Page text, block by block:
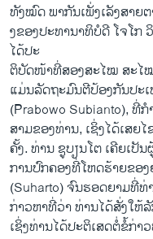
ທັງ​ໝົດ ພາກັນເພັ່ງເລັງ​ສາ
ງ​ຂອງປະ​ທາ​ນາ​ທິ​ບໍ​ດີ ໂຈໂກ
ໄດ້​ປະ
ຕິບັດໜ້າທີ່ສອງ​ສະ​ໄໝ ສະ​ໄ
ແມ່ນລັດຖະມົນຕີປ້ອງກັນປະ
(Prabowo Subianto), ທີ່
ສາມຂອງທ່ານ, ເຊິ່ງໄດ້ເສຍ
ຄັ້ງ. ທ່ານ ຊູບຽນໂຕ ເຄີຍເປັ
ການປົກຄອງທີ່ໂຫດຮ້າຍຂອ
(Suharto) ຈົນຮອດຍາມທີ່
ກ່າວຫາທີ່ວ່າ ທ່ານໄດ້ສັ່ງໃຫ້
ເຊິ່ງທ່ານໄດ້ປະຕິເສດຕໍ່ຂໍ້ກ່